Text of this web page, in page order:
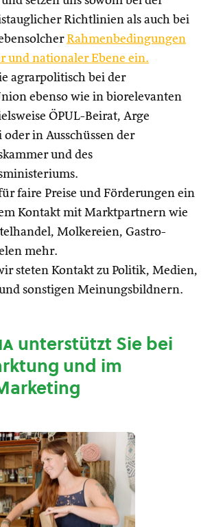
Richtlinien als auch bei
Rahmenbedingungen
und nationaler Ebene ein.
agrarpolitisch bei der
ebenso wie in biorelevanten
ÖPUL-Beirat, Arge
in Ausschüssen der
und des
faire Preise und Förderungen ein
Kontakt mit Marktpartnern wie
Molkereien, Gastro-
mehr.
steten Kontakt zu Politik, Medien,
sonstigen Meinungsbildnern.
unterstützt Sie bei
und im